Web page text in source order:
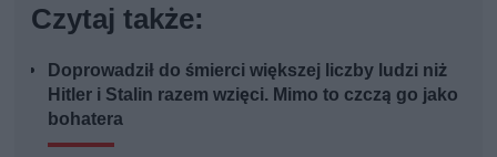
Czytaj także:
Doprowadził do śmierci większej liczby ludzi niż
Hitler i Stalin razem wzięci. Mimo to czczą go jako
bohatera